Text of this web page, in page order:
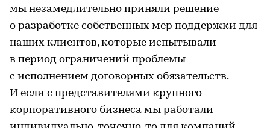
мы незамедлительно приняли решение
о разработке собственных мер поддержки для
наших клиентов, которые испытывали
в период ограничений проблемы
с исполнением договорных обязательств.
И если с представителями крупного
корпоративного бизнеса мы работали